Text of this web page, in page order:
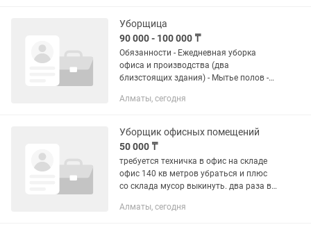
Уборщица
90 000 - 100 000 ₸
Обязанности - Ежедневная уборка
офиса и производства (два
близстоящих здания) - Мытье полов -
Протирать пыль - Подготовка
Требования: -...
Алматы, сегодня
Уборщик офисных помещений
50 000 ₸
требуется техничка в офис на складе
офис 140 кв метров убраться и плюс
со склада мусор выкинуть. два раза в
будет мыть окна изнутри, лестница,
Алматы, сегодня